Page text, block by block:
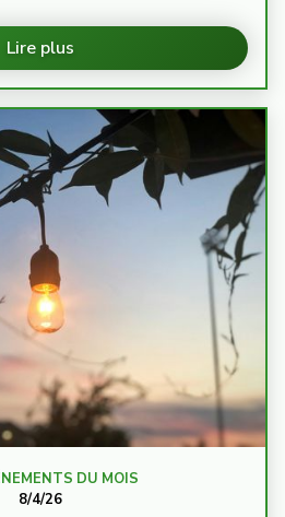
Lire plus
DU MOIS
8/4/26